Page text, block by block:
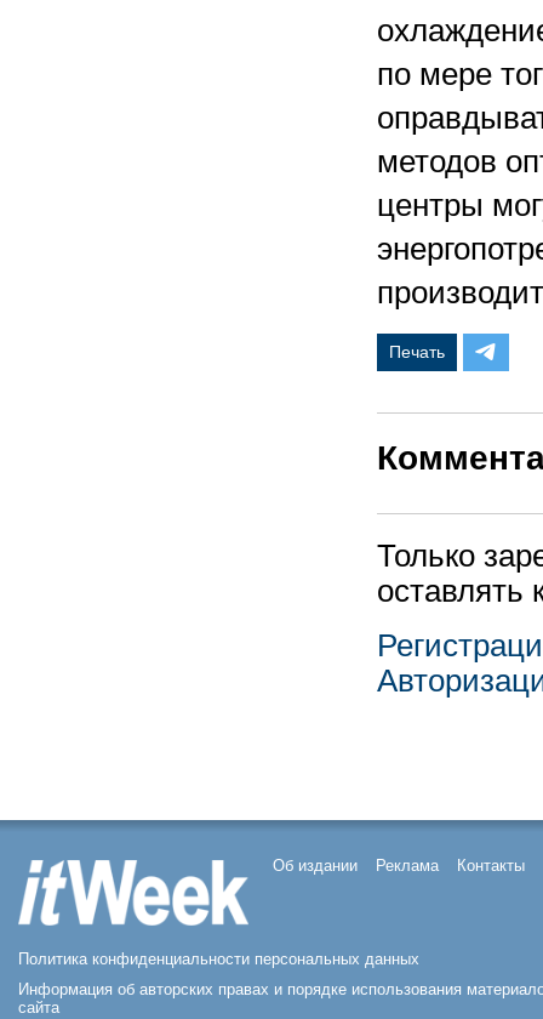
по мере
методов
центры
Печать
Только
оставлять
Об издании Реклама Контакты
Политика конфиденциальности персональных данных
Информация об авторских правах и порядке использования
сайта